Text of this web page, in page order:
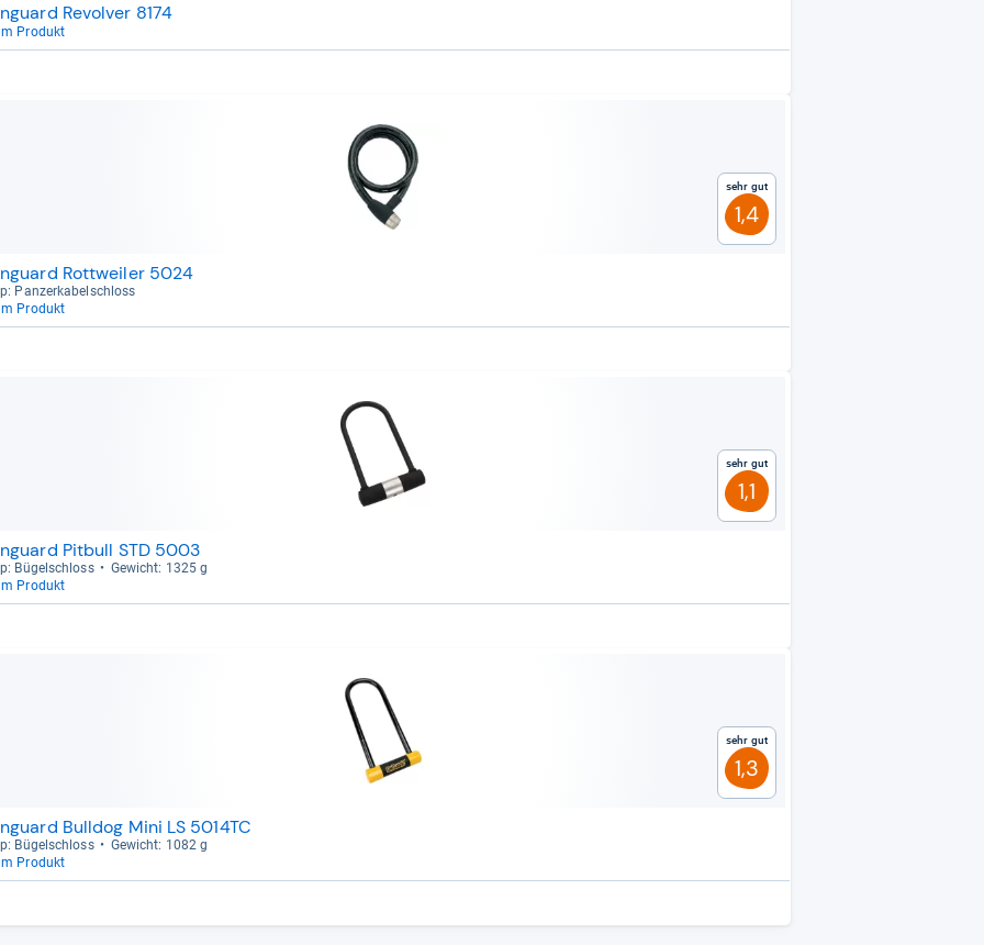
Revolver 8174
Produkt
Sehr gut
1,4
Rottweiler 5024
Pan­zer­ka­bel­schloss
Produkt
Sehr gut
1,1
Pitbull STD 5003
Bügel­schloss
Gewicht: 1325 g
Produkt
Sehr gut
1,3
Bulldog Mini LS 5014TC
Bügel­schloss
Gewicht: 1082 g
Produkt